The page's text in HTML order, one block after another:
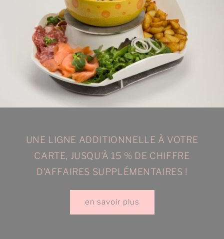
UNE LIGNE ADDITIONNELLE À VOTRE
CARTE, JUSQU'À 15 % DE CHIFFRE
D'AFFAIRES SUPPLÉMENTAIRES !
en savoir plus